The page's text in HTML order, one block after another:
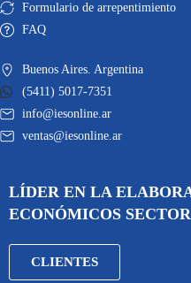
Formulario de arrepentimiento
FAQ
Buenos Aires. Argentina
(5411) 5017-7351
info@iesonline.ar
ventas@iesonline.ar
LÍDER EN LA
ECONÓMICOS
CLIENTES